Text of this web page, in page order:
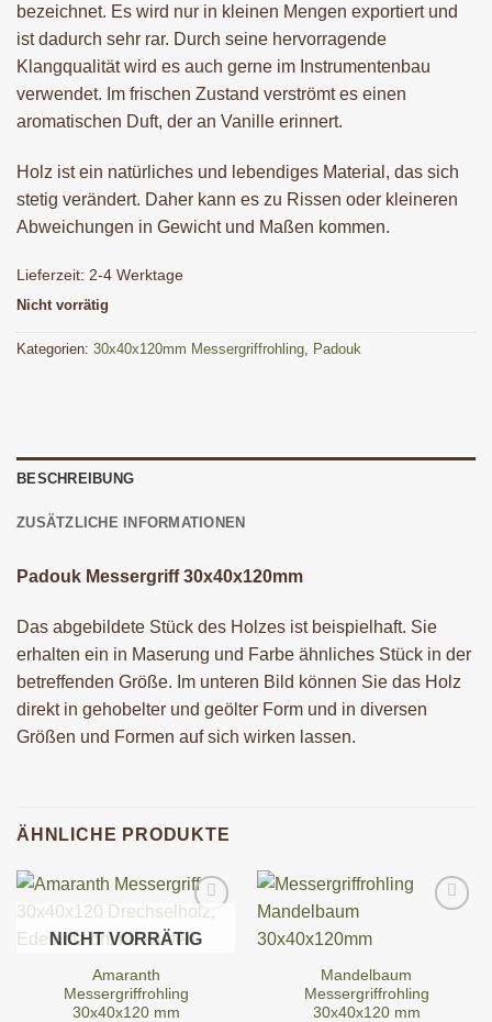
bezeichnet. Es wird nur in kleinen Mengen exportiert und
ist dadurch sehr rar. Durch seine hervorragende
Klangqualität wird es auch gerne im Instrumentenbau
verwendet. Im frischen Zustand verströmt es einen
aromatischen Duft, der an Vanille erinnert.
Holz ist ein natürliches und lebendiges Material, das sich
stetig verändert. Daher kann es zu Rissen oder kleineren
Abweichungen in Gewicht und Maßen kommen.
Lieferzeit: 2-4 Werktage
Nicht vorrätig
Kategorien: 30x40x120mm Messergriffrohling, Padouk
BESCHREIBUNG
ZUSÄTZLICHE INFORMATIONEN
Padouk Messergriff 30x40x120mm
Das abgebildete Stück des Holzes ist beispielhaft. Sie
erhalten ein in Maserung und Farbe ähnliches Stück in der
betreffenden Größe. Im unteren Bild können Sie das Holz
direkt in gehobelter und geölter Form und in diversen
Größen und Formen auf sich wirken lassen.
ÄHNLICHE PRODUKTE
NICHT VORRÄTIG
Amaranth
Messergriffrohling
30x40x120 mm
Mandelbaum
Messergriffrohling
30x40x120 mm